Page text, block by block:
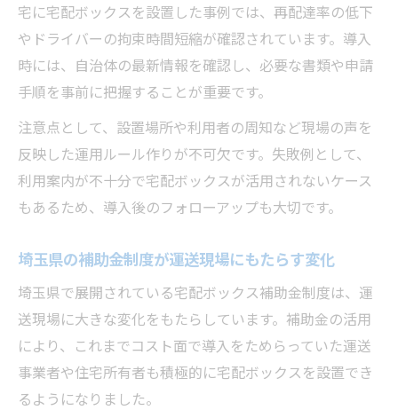
宅に宅配ボックスを設置した事例では、再配達率の低下
やドライバーの拘束時間短縮が確認されています。導入
時には、自治体の最新情報を確認し、必要な書類や申請
手順を事前に把握することが重要です。
注意点として、設置場所や利用者の周知など現場の声を
反映した運用ルール作りが不可欠です。失敗例として、
利用案内が不十分で宅配ボックスが活用されないケース
もあるため、導入後のフォローアップも大切です。
埼玉県の補助金制度が運送現場にもたらす変化
埼玉県で展開されている宅配ボックス補助金制度は、運
送現場に大きな変化をもたらしています。補助金の活用
により、これまでコスト面で導入をためらっていた運送
事業者や住宅所有者も積極的に宅配ボックスを設置でき
るようになりました。